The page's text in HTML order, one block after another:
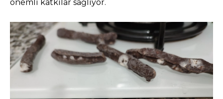
önemli katkılar sağlıyor.